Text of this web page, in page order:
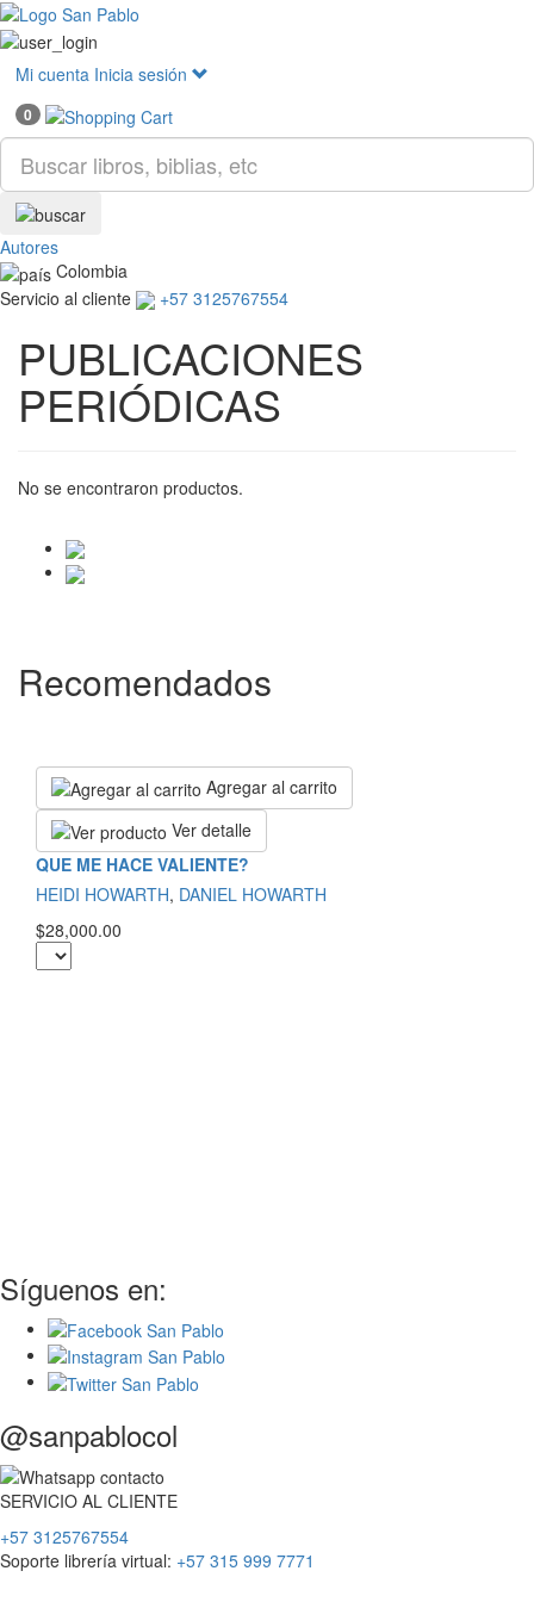
Mi cuenta Inicia sesión
0
Autores
Colombia
Servicio al cliente
+57 3125767554
PUBLICACIONES
PERIÓDICAS
No se encontraron productos.
Recomendados
Agregar al carrito
Ver detalle
QUE ME HACE VALIENTE?
HEIDI HOWARTH, DANIEL HOWARTH
$28,000.00
Síguenos en:
@sanpablocol
SERVICIO AL CLIENTE
+57 3125767554
Soporte librería virtual: +57 315 999 7771